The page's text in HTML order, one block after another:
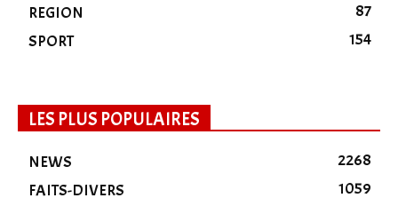
REGION
87
SPORT
154
LES PLUS POPULAIRES
NEWS
2268
FAITS-DIVERS
1059